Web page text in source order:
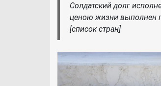
Солдатский долг
ценою жизни выполнен
[список стран]